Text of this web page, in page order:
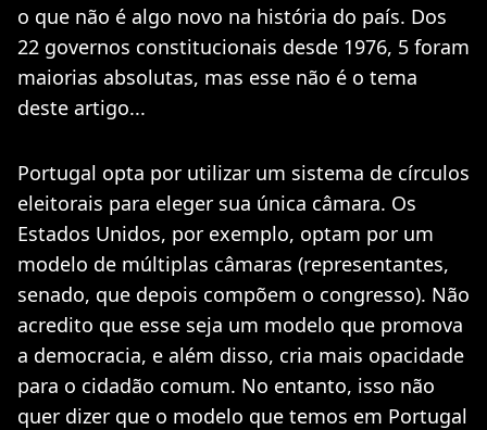
o que não é algo novo na história do país. Dos
22 governos constitucionais desde 1976, 5 foram
maiorias absolutas, mas esse não é o tema
deste artigo...
Portugal opta por utilizar um sistema de círculos
eleitorais para eleger sua única câmara. Os
Estados Unidos, por exemplo, optam por um
modelo de múltiplas câmaras (representantes,
senado, que depois compõem o congresso). Não
acredito que esse seja um modelo que promova
a democracia, e além disso, cria mais opacidade
para o cidadão comum. No entanto, isso não
quer dizer que o modelo que temos em Portugal